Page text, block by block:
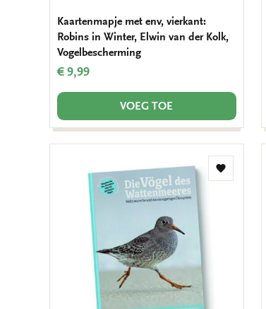
Kaartenmapje met env, vierkant:
Robins in Winter, Elwin van der Kolk,
Vogelbescherming
€ 9,99
VOEG TOE
Toevoegen